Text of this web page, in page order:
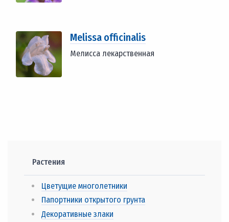
Melissa officinalis
Мелисса лекарственная
Растения
Цветущие многолетники
Папортники открытого грунта
Декоративные злаки